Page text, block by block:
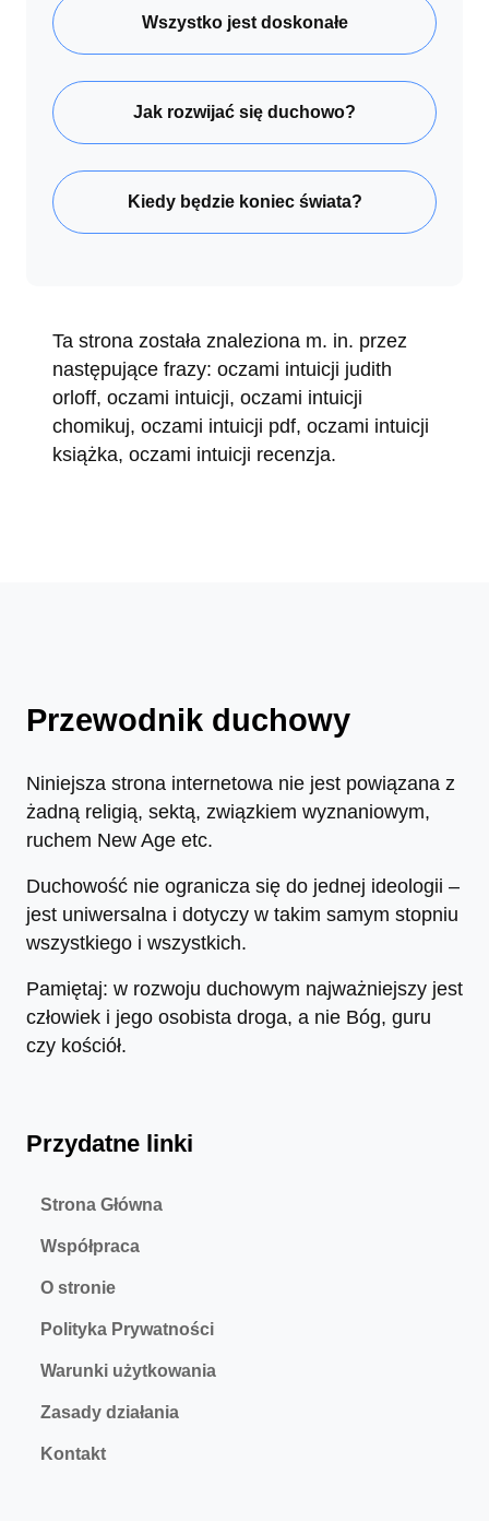
Wszystko jest doskonałe
Jak rozwijać się duchowo?
Kiedy będzie koniec świata?
Ta strona została znaleziona m. in. przez
następujące frazy: oczami intuicji judith
orloff, oczami intuicji, oczami intuicji
chomikuj, oczami intuicji pdf, oczami intuicji
książka, oczami intuicji recenzja.
Przewodnik duchowy
Niniejsza strona internetowa nie jest powiązana z
żadną religią, sektą, związkiem wyznaniowym,
ruchem New Age etc.
Duchowość nie ogranicza się do jednej ideologii –
jest uniwersalna i dotyczy w takim samym stopniu
wszystkiego i wszystkich.
Pamiętaj: w rozwoju duchowym najważniejszy jest
człowiek i jego osobista droga, a nie Bóg, guru
czy kościół.
Przydatne linki
Strona Główna
Współpraca
O stronie
Polityka Prywatności
Warunki użytkowania
Zasady działania
Kontakt